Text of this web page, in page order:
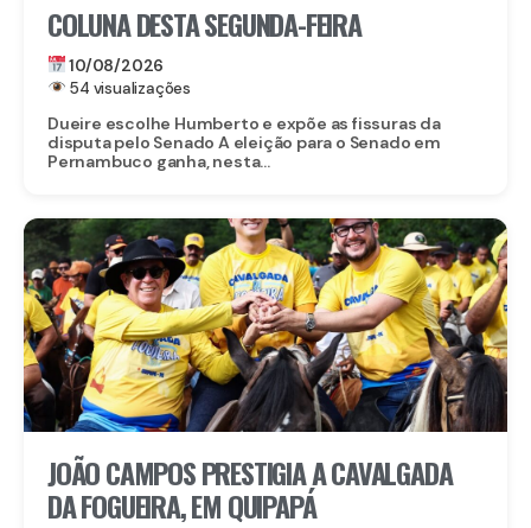
COLUNA DESTA SEGUNDA-FEIRA
10/08/2026
54 visualizações
Dueire escolhe Humberto e expõe as fissuras da
disputa pelo Senado A eleição para o Senado em
Pernambuco ganha, nesta...
JOÃO CAMPOS PRESTIGIA A CAVALGADA
DA FOGUEIRA, EM QUIPAPÁ